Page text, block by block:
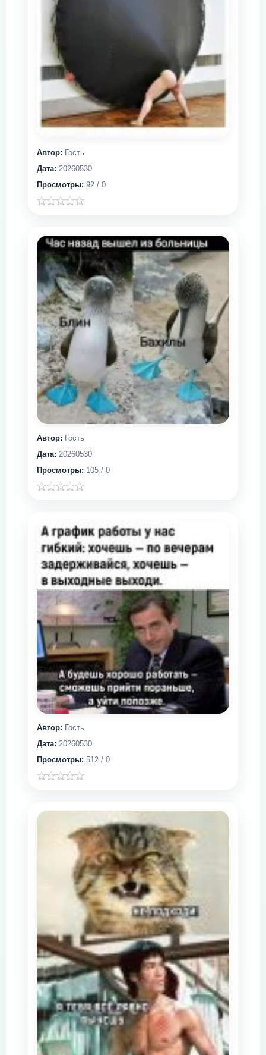
Автор: Гость
Дата: 20260530
Просмотры: 92 / 0
Автор: Гость
Дата: 20260530
Просмотры: 105 / 0
Автор: Гость
Дата: 20260530
Просмотры: 512 / 0